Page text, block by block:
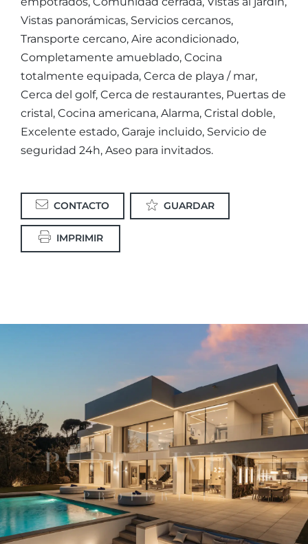
Vistas panorámicas, Servicios cercanos,
Transporte cercano, Aire acondicionado,
Completamente amueblado, Cocina
totalmente equipada, Cerca de playa / mar,
Cerca del golf, Cerca de restaurantes, Puertas de
cristal, Cocina americana, Alarma, Cristal doble,
Excelente estado, Garaje incluido, Servicio de
seguridad 24h, Aseo para invitados.
CONTACTO GUARDAR
IMPRIMIR